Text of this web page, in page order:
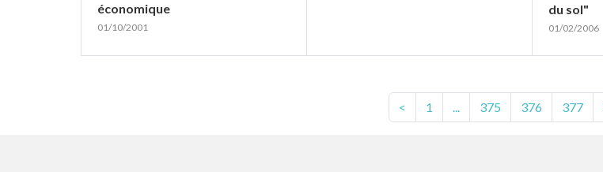
économique
01/10/2001
du sol"
01/02/2006
< 1 ... 375 376 377